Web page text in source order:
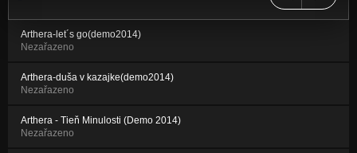
Arthera-let´s go(demo2014)
Nezařazeno
Arthera-duša v kazajke(demo2014)
Nezařazeno
Arthera - Tieň Minulosti (Demo 2014)
Nezařazeno